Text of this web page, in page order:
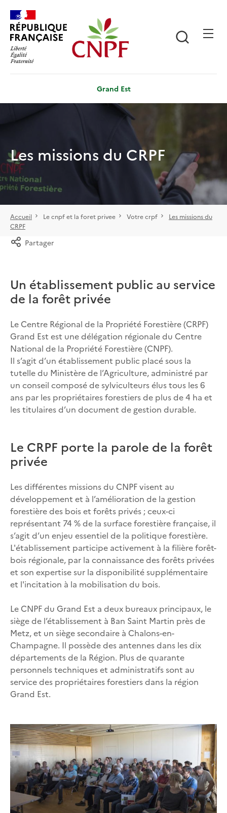
contenu
principal
Grand Est
Les missions du CRPF
Accueil Le cnpf et la foret privee Votre crpf
Les missions du
CRPF
Partager
Un établissement public au service
de la forêt privée
Le Centre Régional de la Propriété Forestière (CRPF)
Grand Est est une délégation régionale du Centre
National de la Propriété Forestière (CNPF).
Il s’agit d’un établissement public placé sous la
tutelle du Ministère de l’Agriculture, administré par
un conseil composé de sylviculteurs élus tous les 6
ans par les propriétaires forestiers de plus de 4 ha et
les titulaires d’un document de gestion durable.
Le CRPF porte la parole de la forêt
privée
Les différentes missions du CNPF visent au
développement et à l’amélioration de la gestion
forestière des bois et forêts privés ; ceux-ci
représentant 74 % de la surface forestière française, il
s’agit d’un enjeu essentiel de la politique forestière.
L'établissement participe activement à la filière forêt-
bois régionale, par la connaissance des forêts privées
et son expertise sur la disponibilité supplémentaire
et l'incitation à la mobilisation du bois.
Le CNPF du Grand Est a deux bureaux principaux, le
siège de l’établissement à Ban Saint Martin près de
Metz, et un siège secondaire à Chalons-en-
Champagne. Il possède des antennes dans les dix
départements de la Région. Plus de quarante
personnels techniques et administratifs sont au
service des propriétaires forestiers dans la région
Grand Est.